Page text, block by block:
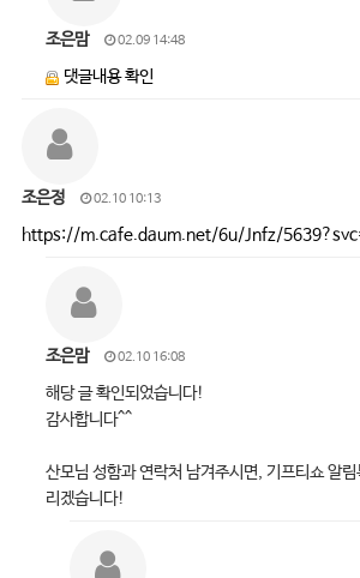
조은맘 02.09 14:48
댓글내용 확인
조은정 02.10 10:13
https://m.cafe.daum.net/6u/Jnfz/
조은맘 02.10 16:08
해당 글 확인되었습니다!
감사합니다^^
산모님 성함과 연락처 남겨주시면, 기프티쇼 알
리겠습니다!